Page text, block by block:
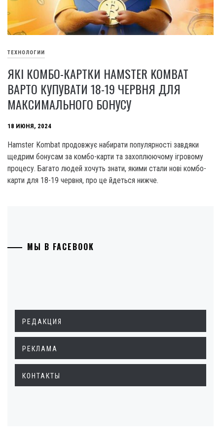
ТЕХНОЛОГИИ
ЯКІ КОМБО-КАРТКИ HAMSTER KOMBAT
ВАРТО КУПУВАТИ 18-19 ЧЕРВНЯ ДЛЯ
МАКСИМАЛЬНОГО БОНУСУ
18 ИЮНЯ, 2024
Hamster Kombat продовжує набирати популярності завдяки
щедрим бонусам за комбо-карти та захоплюючому ігровому
процесу. Багато людей хочуть знати, якими стали нові комбо-
карти для 18-19 червня, про це йдеться нижче.
МЫ В FACEBOOK
РЕДАКЦИЯ
РЕКЛАМА
КОНТАКТЫ